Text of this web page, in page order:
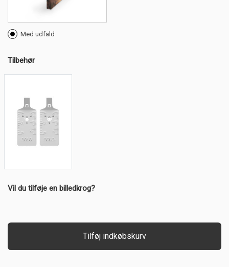
Med udfald
Tilbehør
Vil du tilføje en billedkrog?
Tilføj indkøbskurv